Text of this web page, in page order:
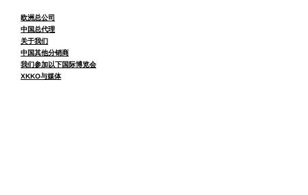
欧洲总公司
中国总代理
关于我们
中国其他分销商
我们参加以下国际博览会
XKKO与媒体